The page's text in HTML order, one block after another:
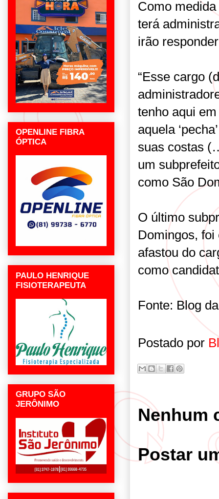
Como
terá
irão
“Esse cargo
tenho aqui
aquela
suas costas
um
como São
O último
Domingos,
afastou do
como
Fonte: Blog
Postado por
Nenhum
Postar
OPENLINE FIBRA
ÓPTICA
PAULO HENRIQUE
FISIOTERAPEUTA
GRUPO SÃO
JERÔNIMO